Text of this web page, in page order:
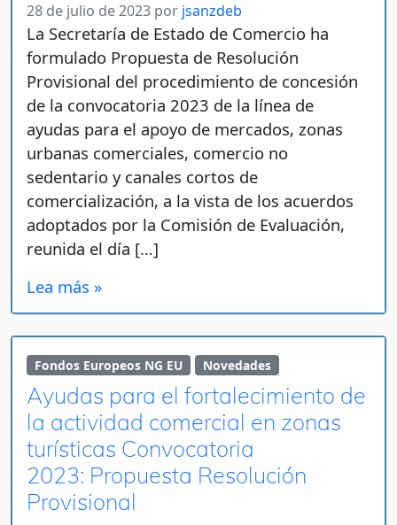
28 de julio de 2023 por jsanzdeb
La Secretaría de Estado de Comercio ha
formulado Propuesta de Resolución
Provisional del procedimiento de concesión
de la convocatoria 2023 de la línea de
ayudas para el apoyo de mercados, zonas
urbanas comerciales, comercio no
sedentario y canales cortos de
comercialización, a la vista de los acuerdos
adoptados por la Comisión de Evaluación,
reunida el día […]
Lea más »
Fondos Europeos NG EU Novedades
Ayudas para el fortalecimiento de
la actividad comercial en zonas
turísticas Convocatoria
2023: Propuesta Resolución
Provisional